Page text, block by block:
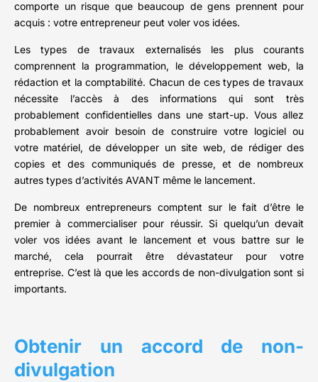
comporte un risque que beaucoup de gens prennent pour
acquis : votre entrepreneur peut voler vos idées.
Les types de travaux externalisés les plus courants
comprennent la programmation, le développement web, la
rédaction et la comptabilité. Chacun de ces types de travaux
nécessite l’accès à des informations qui sont très
probablement confidentielles dans une start-up. Vous allez
probablement avoir besoin de construire votre logiciel ou
votre matériel, de développer un site web, de rédiger des
copies et des communiqués de presse, et de nombreux
autres types d’activités AVANT même le lancement.
De nombreux entrepreneurs comptent sur le fait d’être le
premier à commercialiser pour réussir. Si quelqu’un devait
voler vos idées avant le lancement et vous battre sur le
marché, cela pourrait être dévastateur pour votre
entreprise. C’est là que les accords de non-divulgation sont si
importants.
Obtenir un accord de non-
divulgation